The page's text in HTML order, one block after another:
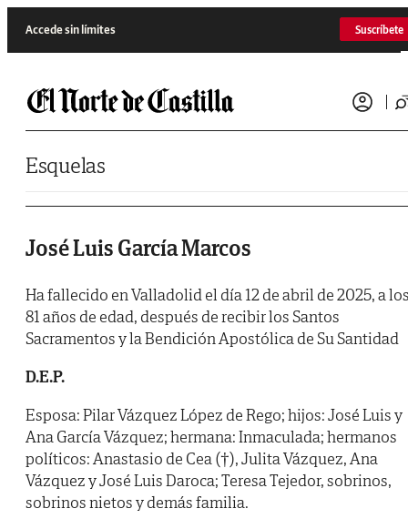
Accede sin límites Suscríbete
Esquelas
José Luis García Marcos
Ha fallecido en Valladolid el día 12 de abril de 2025, a
81 años de edad, después de recibir los Santos
Sacramentos y la Bendición Apostólica de Su Santidad
D.E.P.
Esposa: Pilar Vázquez López de Rego; hijos: José Luis y
Ana García Vázquez; hermana: Inmaculada; hermanos
políticos: Anastasio de Cea (†), Julita Vázquez, Ana
Vázquez y José Luis Daroca; Teresa Tejedor, sobrinos,
sobrinos nietos y demás familia.